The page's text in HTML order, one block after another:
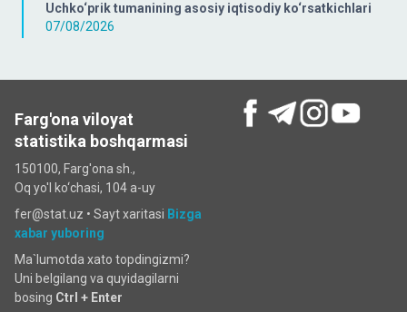
Uchko‘prik tumanining asosiy iqtisodiy ko‘rsatkichlari
07/08/2026
Farg'ona viloyat
statistika boshqarmasi
150100, Farg'ona sh.,
Oq yo'l ko‘chаsi, 104 a-uy
fer@stat.uz • Sayt xaritasi Bizga
xabar yuboring
Ma`lumotda xato topdingizmi?
Uni belgilang va quyidagilarni
bosing Ctrl + Enter